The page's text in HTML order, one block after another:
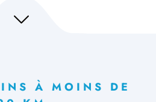
À MOINS DE